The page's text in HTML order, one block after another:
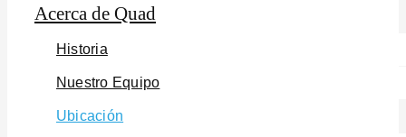
Acerca de Quad
Historia
Nuestro Equipo
Ubicación